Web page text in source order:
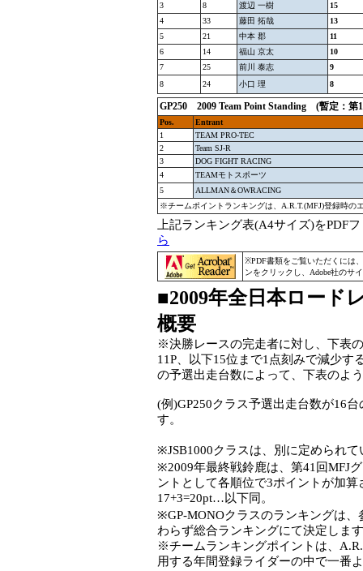
3
8 渡辺 一樹
15
4
33 藤田 拓哉
13
5
21 中本 郡
11
6
14 福山 京太
10
7
25 前川 泰志
9
8
24 小口 理 8
GP250 2009 Team Point Standing (暫定：第
Pos.
Entrant
1
TEAM PRO-TEC
2
Team SJ-R
3
DOG FIGHT RACING
4
TEAMモトスポーツ
5
ALLMAN＆OWRACING
※チームポイントランキングは、A.R.T.(MFJ)登録時の
上記ランキング表(A4サイズ)をPDF
ら
※PDF書類をご覧いただくには
ンをクリックし、Adobe社のサ
■2009年全日本ロード
概要
※決勝レースの完走者に対し、下表
11P、以下15位まで1点刻みで減少
の予選出走台数によって、下表のよ
(例)GP250クラス予選出走台数が16
す。
※JSB1000クラスは、別に定められ
※2009年最終戦鈴鹿は、第41回MFJ
ントとして各順位で3ポイントが加
17+3=20pt…以下同。
※GP-MONOクラスのランキングは
わらず総合ランキングにて決定しま
※チームランキングポイントは、
用する年間登録ライダーの中で一番